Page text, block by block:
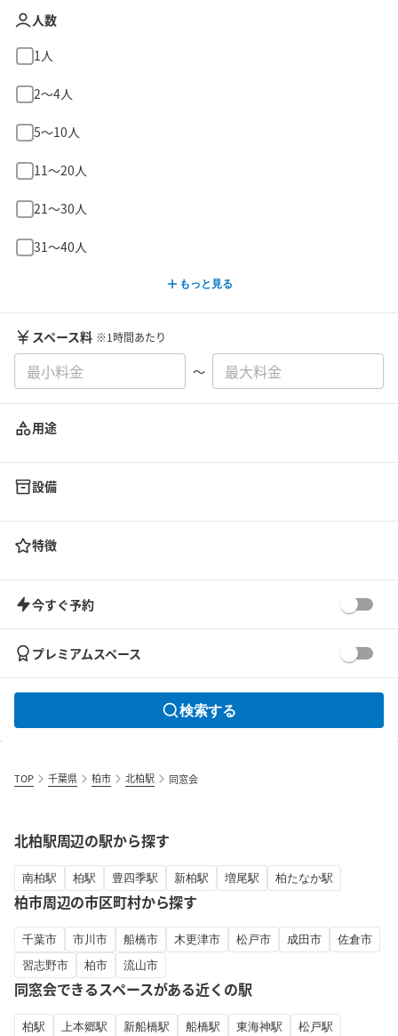
人数
1人
2〜4人
5〜10人
11〜20人
21〜30人
31〜40人
もっと見る
スペース料 ※1時間あたり
〜
用途
設備
特徴
今すぐ予約
プレミアムスペース
検索する
TOP 千葉県 柏市 北柏駅 同窓会
北柏駅周辺の駅から探す
南柏駅 柏駅 豊四季駅 新柏駅 増尾駅 柏たなか駅
柏市周辺の市区町村から探す
千葉市 市川市 船橋市 木更津市 松戸市 成田市
佐倉市
習志野市
柏市 流山市
同窓会できるスペースがある近くの駅
柏駅 上本郷駅 新船橋駅 船橋駅 東海神駅
松戸駅